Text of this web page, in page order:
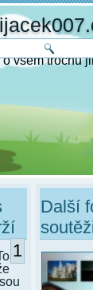
všem trochu
1
Další